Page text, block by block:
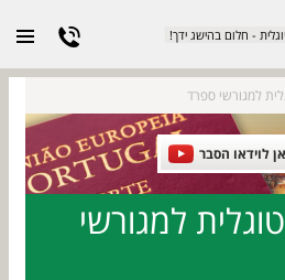
- חלום בהישג ידך!
למגורשי ספרד
לוידאו הסבר
למגורשי